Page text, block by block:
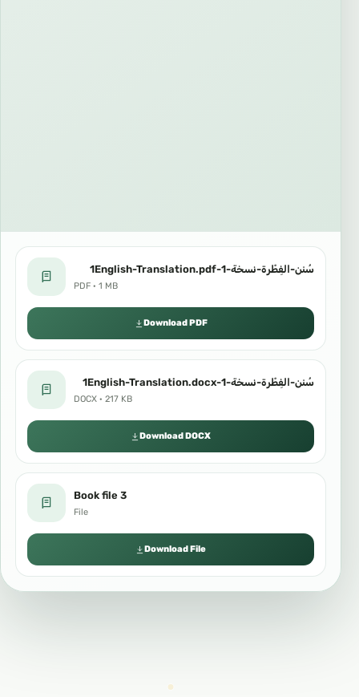
سُنن-الفِطْرة-نسخة-1-1English-Translation.pdf
PDF · 1 MB
Download PDF
سُنن-الفِطْرة-نسخة-1-1English-Translation.docx
DOCX · 217 KB
Download DOCX
Book file 3
File
Download File